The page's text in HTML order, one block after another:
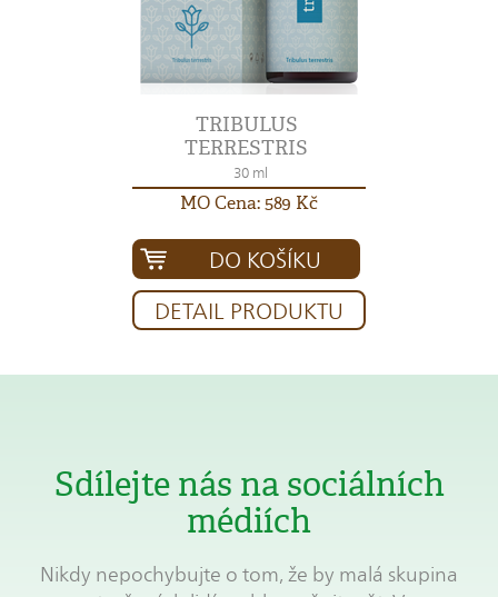
TRIBULUS
TERRESTRIS
30 ml
MO Cena: 589 Kč
DO KOŠÍKU
DETAIL PRODUKTU
Sdílejte nás na sociálních
médiích
Nikdy nepochybujte o tom, že by malá skupina